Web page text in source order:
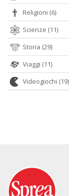
Religioni (6)
Scienze (11)
Storia (29)
Viaggi (11)
Videogiochi (19)